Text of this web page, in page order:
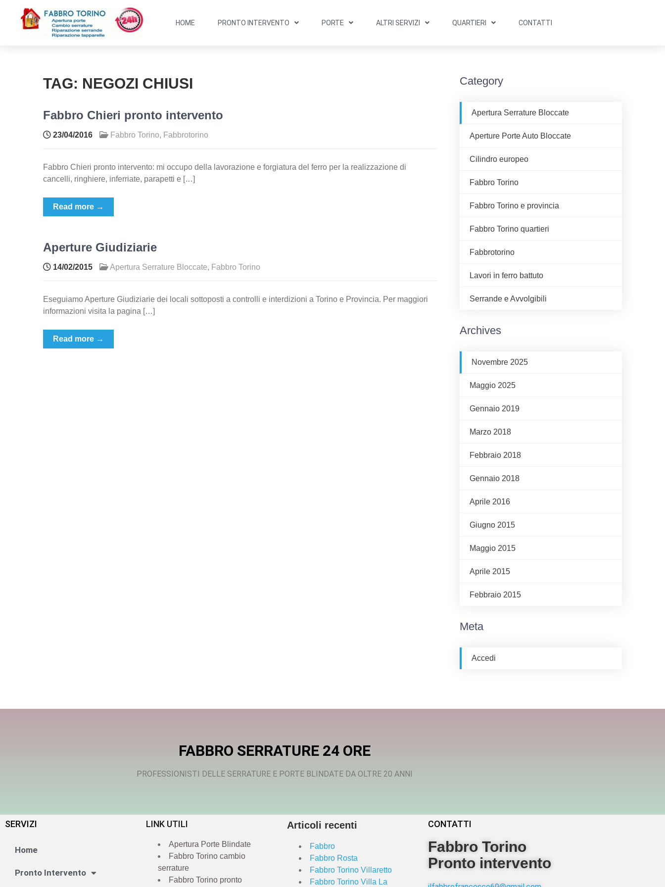
HOME PRONTO INTERVENTO PORTE ALTRI SERVIZI QUARTIERI CONTATTI
TAG: NEGOZI CHIUSI
Fabbro Chieri pronto intervento
23/04/2016 Fabbro Torino, Fabbrotorino
Fabbro Chieri pronto intervento: mi occupo della lavorazione e forgiatura del ferro per la realizzazione di
cancelli, ringhiere, inferriate, parapetti e […]
Read more →
Aperture Giudiziarie
14/02/2015 Apertura Serrature Bloccate, Fabbro Torino
Eseguiamo Aperture Giudiziarie dei locali sottoposti a controlli e interdizioni a Torino e Provincia. Per maggiori
informazioni visita la pagina […]
Read more →
Category
Apertura Serrature Bloccate
Aperture Porte Auto Bloccate
Cilindro europeo
Fabbro Torino
Fabbro Torino e provincia
Fabbro Torino quartieri
Fabbrotorino
Lavori in ferro battuto
Serrande e Avvolgibili
Archives
Novembre 2025
Maggio 2025
Gennaio 2019
Marzo 2018
Febbraio 2018
Gennaio 2018
Aprile 2016
Giugno 2015
Maggio 2015
Aprile 2015
Febbraio 2015
Meta
Accedi
FABBRO SERRATURE 24 ORE
PROFESSIONISTI DELLE SERRATURE E PORTE BLINDATE DA OLTRE 20 ANNI
SERVIZI
Home
Pronto Intervento
LINK UTILI
Apertura Porte Blindate
Fabbro Torino cambio
serrature
Fabbro Torino pronto
Articoli recenti
Fabbro
Fabbro Rosta
Fabbro Torino Villaretto
Fabbro Torino Villa La
CONTATTI
Fabbro Torino
Pronto intervento